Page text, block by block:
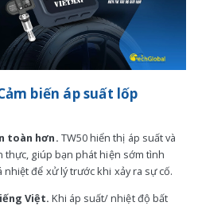
biến áp suất lốp
toàn hơn. TW50 hiển thị áp suất và
giúp bạn phát hiện sớm tình
để xử lý trước khi xảy ra sự cố.
Việt. Khi áp suất/ nhiệt độ bất